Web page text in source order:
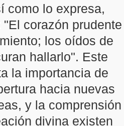
como lo expresa,
corazón prudente
los oídos de
hallarlo". Este
la importancia de
hacia nuevas
y la comprensión
divina existen